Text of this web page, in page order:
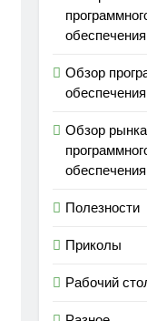
обеспечения
Обзор
обеспечения
Обзор рынка
обеспечения
Полезности
Приколы
Рабочий